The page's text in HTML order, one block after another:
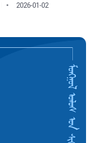
2026-01-02